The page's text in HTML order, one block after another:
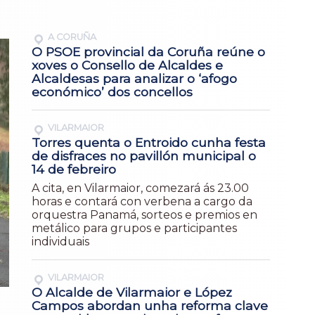
A CORUÑA
O PSOE provincial da Coruña reúne o
xoves o Consello de Alcaldes e
Alcaldesas para analizar o ‘afogo
económico’ dos concellos
VILARMAIOR
Torres quenta o Entroido cunha festa
de disfraces no pavillón municipal o
14 de febreiro
A cita, en Vilarmaior, comezará ás 23.00
horas e contará con verbena a cargo da
orquestra Panamá, sorteos e premios en
metálico para grupos e participantes
individuais
VILARMAIOR
O Alcalde de Vilarmaior e López
Campos abordan unha reforma clave